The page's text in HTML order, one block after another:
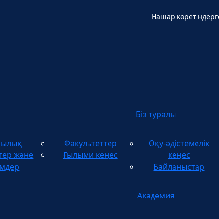
Нашар
Біз туралы
және
Факультеттер
Ғылыми кеңес
Оқу-әдістемелік
кеңес
Байланыстар
Академия